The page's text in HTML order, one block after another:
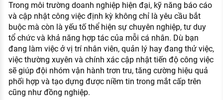
XÂY DỰNG VÀ PHÁT TRIỂN ĐỘI NGŨ
NHÂN SỰ
TUYỂN DỤNG VIỆC LÀM
Trong môi trường doanh nghiệp hiện đại, kỹ năng báo cáo
và cập nhật công việc định kỳ không chỉ là yêu cầu bắt
buộc mà còn là yếu tố thể hiện sự chuyên nghiệp, tư duy
tổ chức và khả năng hợp tác của mỗi cá nhân. Dù bạn
đang làm việc ở vị trí nhân viên, quản lý hay đang thử việc,
việc thường xuyên và chính xác cập nhật tiến độ công việc
sẽ giúp đội nhóm vận hành trơn tru, tăng cường hiệu quả
phối hợp và tạo dựng được niềm tin trong mắt cấp trên
cũng như đồng nghiệp.